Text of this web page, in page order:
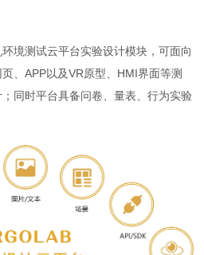
境测试云平台实验设计模块，可面向
、APP以及VR原型、HMI界面等测
同时平台具备问卷、量表、行为实验